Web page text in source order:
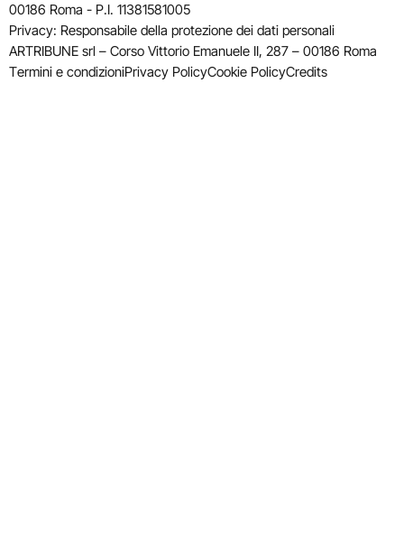
00186 Roma - P.I. 11381581005
Privacy: Responsabile della protezione dei dati personali
ARTRIBUNE srl – Corso Vittorio Emanuele II, 287 – 00186 Roma
Termini e condizioniPrivacy PolicyCookie PolicyCredits